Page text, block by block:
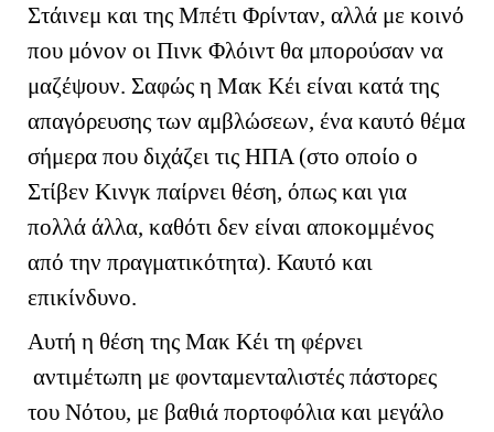
Στάινεμ και της Μπέτι Φρίνταν, αλλά με κοινό
που μόνον οι Πινκ Φλόιντ θα μπορούσαν να
μαζέψουν. Σαφώς η Μακ Κέι είναι κατά της
απαγόρευσης των αμβλώσεων, ένα καυτό θέμα
σήμερα που διχάζει τις ΗΠΑ (στο οποίο ο
Στίβεν Κινγκ παίρνει θέση, όπως και για
πολλά άλλα, καθότι δεν είναι αποκομμένος
από την πραγματικότητα). Καυτό και
επικίνδυνο.
Αυτή η θέση της Μακ Κέι τη φέρνει
αντιμέτωπη με φονταμενταλιστές πάστορες
του Νότου, με βαθιά πορτοφόλια και μεγάλο